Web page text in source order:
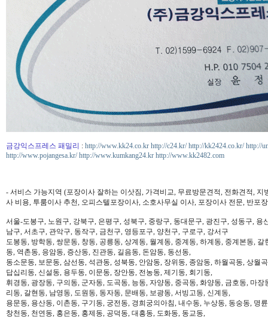
금강익스프레스 패밀리 : http://www.kk24.co.kr http://c24.kr/ http://kk2424.co.kr/ http://
http://www.pojangesa.kr/ http://www.kumkang24.kr http://www.kk2482.com
- 서비스 가능지역 (포장이사 잘하는 이삿짐, 가격비교, 무료방문견적, 전화견적,
사 비용, 투룸이사 추천, 오피스텔포장이사, 소호사무실 이사, 포장이사 전문, 반포
서울-도봉구, 노원구, 강북구, 은평구, 성북구, 중랑구, 동대문구, 광진구, 성동구,
남구, 서초구, 관악구, 동작구, 금천구, 영등포구, 양천구, 구로구, 강서구
도봉동, 방학동, 쌍문동, 창동, 공릉동, 상계동, 월계동, 중계동, 하계동, 중계본동,
동, 역촌동, 응암동, 증산동, 진관동, 길음동, 돈암동, 동선동,
동소문동, 보문동, 삼선동, 석관동, 성북동, 안암동, 장위동, 종암동, 하월곡동, 상월
답십리동, 신설동, 용두동, 이문동, 장안동, 전농동, 제기동, 회기동,
휘경동, 광장동, 구의동, 군자동, 도곡동, 능동, 자양동, 중곡동, 화양동, 금호동, 마
리동, 갈현동, 남영동, 도원동, 동자동, 문배동, 보광동, 서빙고동, 신계동,
용문동, 용산동, 이촌동, 구기동, 궁전동, 경희궁의아침, 내수동, 누상동, 동숭동, 명
창천동, 천연동, 홍은동, 홍제동, 공덕동, 대흥동, 도화동, 동교동,